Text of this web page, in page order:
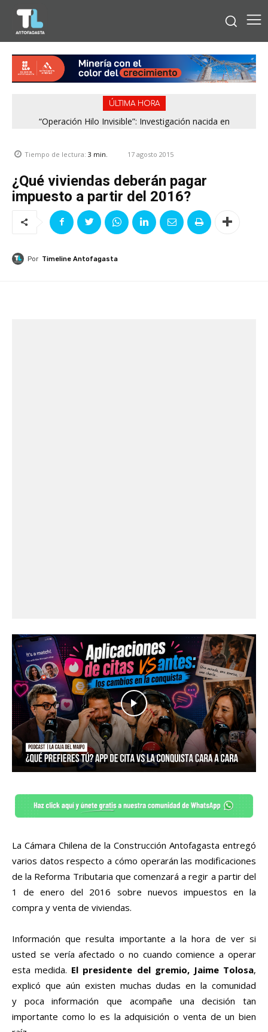
ÚLTIMA HORA
“Operación Hilo Invisible”: Investigación nacida en
Tiempo de lectura: 3 min. 17 agosto 2015
¿Qué viviendas deberán pagar
impuesto a partir del 2016?
Por Timeline Antofagasta
La Cámara Chilena de la Construcción Antofagasta entregó
varios datos respecto a cómo operarán las modificaciones
de la Reforma Tributaria que comenzará a regir a partir del
1 de enero del 2016 sobre nuevos impuestos en la
compra y venta de viviendas.
Información que resulta importante a la hora de ver si
usted se vería afectado o no cuando comience a operar
esta medida. El presidente del gremio, Jaime Tolosa,
explicó que aún existen muchas dudas en la comunidad
y poca información que acompañe una decisión tan
importante como lo es la adquisición o venta de un bien